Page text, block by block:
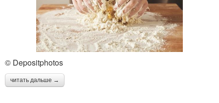
© Depositphotos
читать дальше →